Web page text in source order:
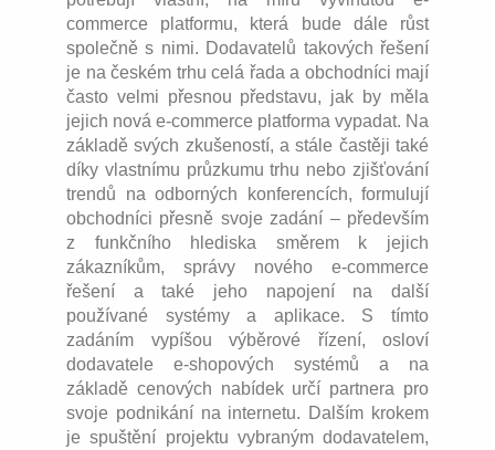
commerce platformu, která bude dále růst
společně s nimi. Dodavatelů takových řešení
je na českém trhu celá řada a obchodníci mají
často velmi přesnou představu, jak by měla
jejich nová e-commerce platforma vypadat. Na
základě svých zkušeností, a stále častěji také
díky vlastnímu průzkumu trhu nebo zjišťování
trendů na odborných konferencích, formulují
obchodníci přesně svoje zadání – především
z funkčního hlediska směrem k jejich
zákazníkům, správy nového e-commerce
řešení a také jeho napojení na další
používané systémy a aplikace. S tímto
zadáním vypíšou výběrové řízení, osloví
dodavatele e-shopových systémů a na
základě cenových nabídek určí partnera pro
svoje podnikání na internetu. Dalším krokem
je spuštění projektu vybraným dodavatelem,